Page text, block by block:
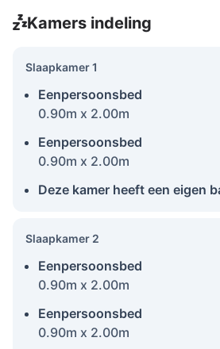
Kamers indeling
Slaapkamer 1
Eenpersoonsbed
0.90m x 2.00m
Eenpersoonsbed
0.90m x 2.00m
Deze kamer heeft een eigen
Slaapkamer 2
Eenpersoonsbed
0.90m x 2.00m
Eenpersoonsbed
0.90m x 2.00m